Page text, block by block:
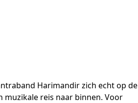
Harimandir zich echt op de
reis naar binnen. Voor